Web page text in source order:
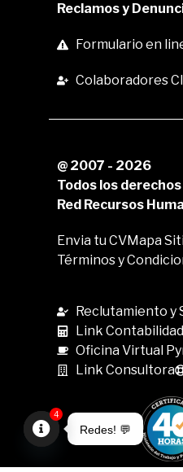
Reclamos y
Formulario en
Colaboradores
@ 2007 - 2026
Todos los
Red Recursos
Envia tu CVMapa
Términos y
Reclutamiento y
Link Contabilidad
Oficina Virtual
Link Consultora
Redes! 💬
4